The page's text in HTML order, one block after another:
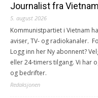
Journalist fra
5. august 2026
Kommunistpartiet i Vietnam
aviser, TV- og radiokanaler.
Logg inn her Ny abonnent?
eller 24-timers tilgang. Vi har
og bedrifter.
Redaksjonen